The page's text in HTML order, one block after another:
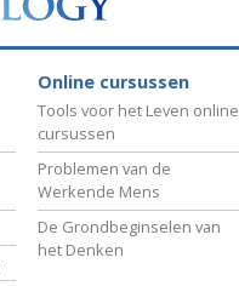
Online cursussen
Tools voor het Leven online
cursussen
Problemen van de
Werkende Mens
De Grondbeginselen van
het Denken